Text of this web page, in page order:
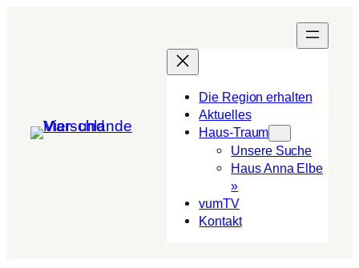
Die Region erhalten
Aktuelles
Haus-Traum
Unsere Suche
Haus Anna Elbe
»
vumTV
Kon­takt